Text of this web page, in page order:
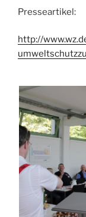
Presseartikel:
http://